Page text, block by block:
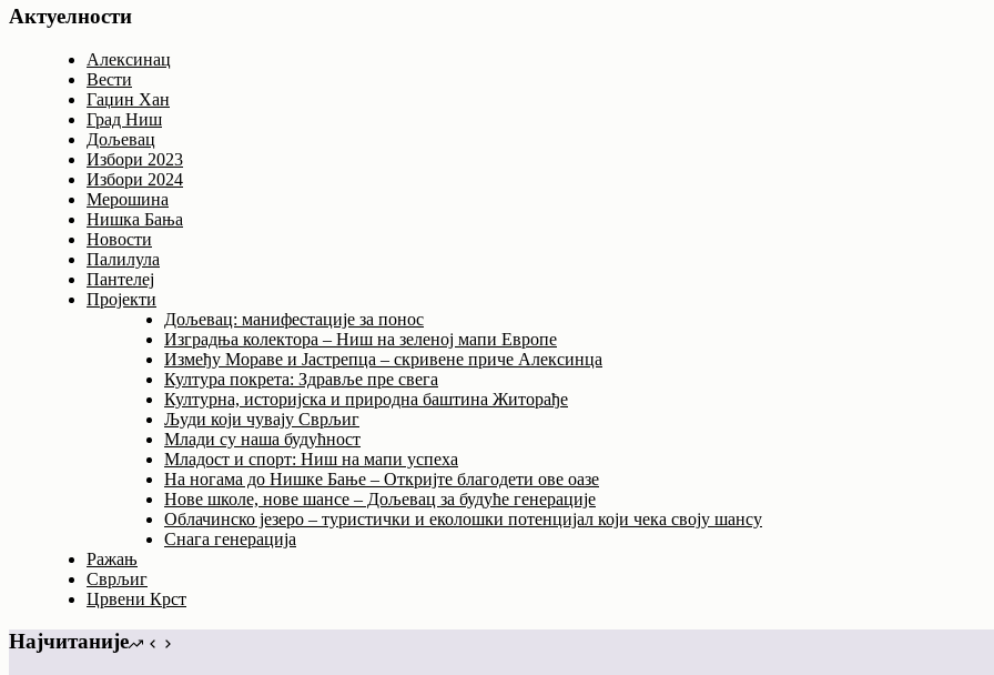
Актуелности
Алексинац
Вести
Гаџин Хан
Град Ниш
Дољевац
Избори 2023
Избори 2024
Мерошина
Нишка Бања
Новости
Палилула
Пантелеј
Пројекти
Дољевац: манифестације за понос
Изградња колектора – Ниш на зеленој мапи Европе
Између Мораве и Јастрепца – скривене приче Алексинца
Култура покрета: Здравље пре свега
Културна, историјска и природна баштина Житорађе
Људи који чувају Сврљиг
Млади су наша будућност
Младост и спорт: Ниш на мапи успеха
На ногама до Нишке Бање – Откријте благодети ове оазе
Нове школе, нове шансе – Дољевац за будуће генерације
Облачинско језеро – туристички и еколошки потенцијал који чека своју шансу
Снага генерација
Ражањ
Сврљиг
Црвени Крст
Најчитаније